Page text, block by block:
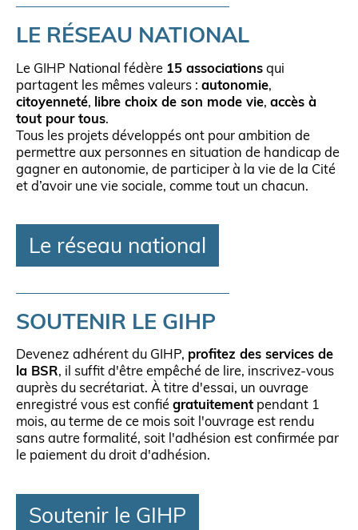
LE RÉSEAU NATIONAL
Le GIHP National fédère 15 associations qui
partagent les mêmes valeurs : autonomie,
citoyenneté, libre choix de son mode vie, accès à
tout pour tous.
Tous les projets développés ont pour ambition de
permettre aux personnes en situation de handicap de
gagner en autonomie, de participer à la vie de la Cité
et d’avoir une vie sociale, comme tout un chacun.
Le réseau national
SOUTENIR LE GIHP
Devenez adhérent du GIHP, profitez des services de
la BSR, il suffit d'être empêché de lire, inscrivez-vous
auprès du secrétariat. À titre d'essai, un ouvrage
enregistré vous est confié gratuitement pendant 1
mois, au terme de ce mois soit l'ouvrage est rendu
sans autre formalité, soit l'adhésion est confirmée par
le paiement du droit d'adhésion.
Soutenir le GIHP